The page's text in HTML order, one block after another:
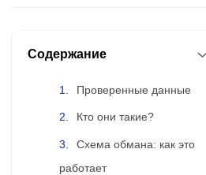
Содержание
Проверенные данные
Кто они такие?
Схема обмана: как это
работает